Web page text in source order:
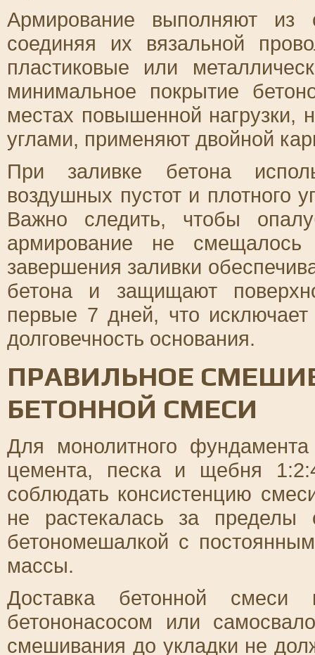
Армирование выполняют
соединяя их вязальной
пластиковые или
минимальное покрытие
местах повышенной
углами, применяют двойной
При заливке бетона
воздушных пустот и плотного
Важно следить, чтобы
армирование не
завершения заливки
бетона и защищают
первые 7 дней, что
долговечность основания.
ПРАВИЛЬНОЕ
БЕТОННОЙ СМЕСИ
Для монолитного
цемента, песка и щебня
соблюдать консистенцию
не растекалась за пределы
бетономешалкой с
массы.
Доставка бетонной смеси
бетононасосом или
смешивания до укладки не